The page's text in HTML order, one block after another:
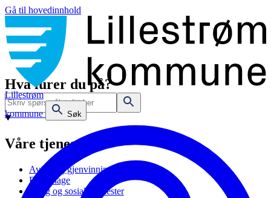
Gå til hovedinnhold
Lillestrøm
kommune
Søk
Hva lurer du på?
Våre tjenester
Avfall og gjenvinning
Barnehage
Bolig og sosiale tjenester